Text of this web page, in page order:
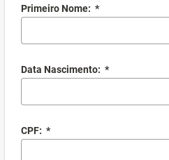
Primeiro Nome: *
Data Nascimento: *
CPF: *